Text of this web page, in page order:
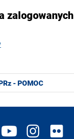
zalogowanych
- POMOC